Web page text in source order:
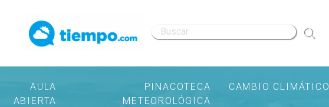
AULA
ABIERTA
PINACOTECA
METEOROLÓGICA
CAMBIO CLIMÁTICO